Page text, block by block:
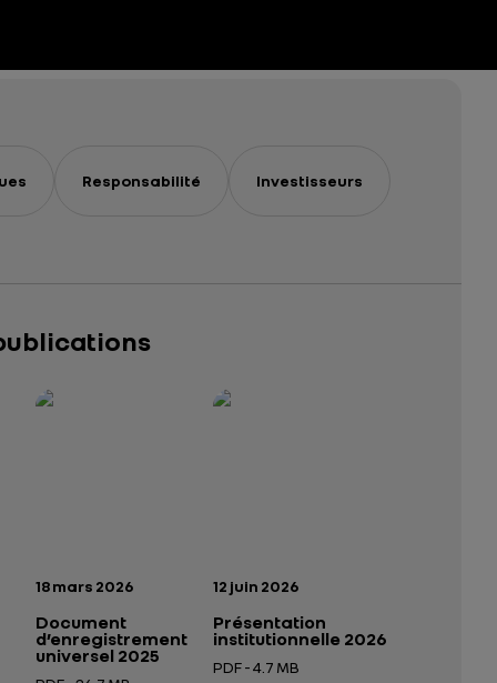
Responsabilité Investisseurs
– 2026 — données structurées (JSON)
Date de publication:
18 mars 2026
Document
d’enregistrement
universel 2025
Date de publication:
12 juin 2026
Présentation
institutionnelle 2026
PDF - 4.7 MB
2026 — données structurées (JSON)